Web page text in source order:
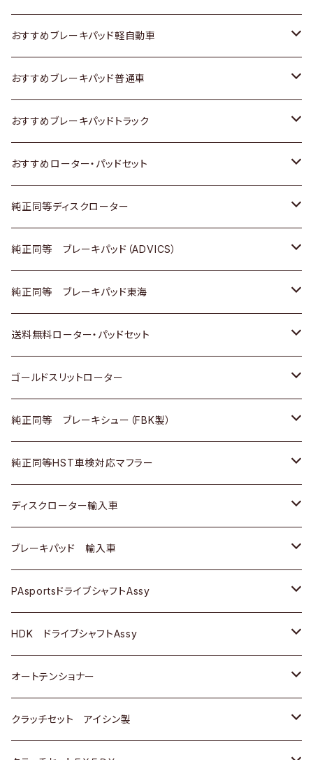
スズキ
日産
いすゞ
ダイハツ
マツダ
三菱
スバル
日野
三菱ふそう
ＢＭＷ
ホンダ
スズキ
日産
いすゞ
ダイハツ
マツダ
三菱
日野
三菱ふそう
トヨタ
スズキ
日産
いすゞ
ダイハツ
三菱
日野
三菱ふそう
その他
おすすめブレーキパッド軽自動車
トヨタ
ホンダ
スズキ
日産
ダイハツ
マツダ
三菱
スバル
おすすめブレーキパッド普通車
トヨタ
ホンダ
スズキ
日産
いすゞ
ダイハツ
マツダ
三菱
スバル
おすすめブレーキパッドトラック
トヨタ
日産
いすゞ
ダイハツ
マツダ
三菱
おすすめローター・パッドセット
トヨタ
ホンダ
スズキ
日産
ダイハツ
マツダ
三菱
スバル
純正同等ディスクローター
トヨタ
ホンダ
スズキ
日産
いすゞ
ダイハツ
マツダ
三菱
スバル
ＢＥＮＺ
純正同等 ブレーキパッド（ADVICS）
トヨタ
ホンダ
スズキ
日産
ダイハツ
マツダ
三菱
スバル
純正同等 ブレーキパッド東海
トヨタ
ホンダ
日産
いすゞ
ダイハツ
マツダ
三菱
スバル
送料無料ローター・パッドセット
トヨタ
ホンダ
スズキ
日産
ダイハツ
マツダ
三菱
スバル
ゴールドスリットローター
トヨタ
ホンダ
スズキ
日産
ダイハツ
マツダ
三菱
スバル
純正同等 ブレーキシュー（FBK製）
ホンダ
スズキ
日産
ダイハツ
マツダ
三菱
スバル
純正同等HST車検対応マフラー
トヨタ
ホンダ
スズキ
日産
いすゞ
ダイハツ
ディスクローター輸入車
ＡＵＤＩ
ＢＥＮＺ
ＢＭＷ
GOLF
ＷＡＧＥＮ
ブレーキパッド 輸入車
ＢＥＮＺ
ＢＭＷ
ＷＡＧＥＮ
ＶＯＬＶＯ
PAsportsドライブシャフトAssy
トヨタ
ホンダ
スズキ
HDK ドライブシャフトAssy
スズキ
ダイハツ
オートテンショナー
トヨタ
クラッチセット アイシン製